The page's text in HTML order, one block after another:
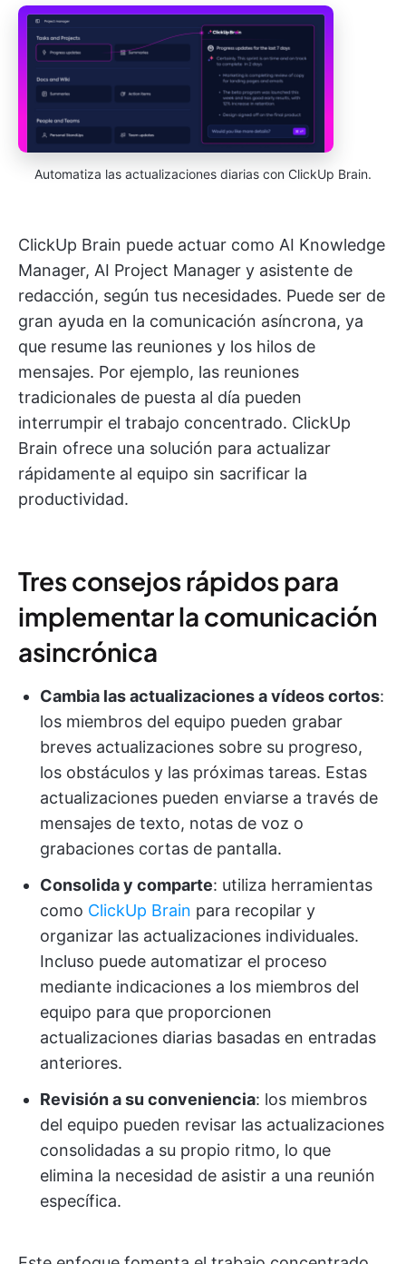
Automatiza las actualizaciones diarias con ClickUp Brain.
ClickUp Brain puede actuar como AI Knowledge
Manager, AI Project Manager y asistente de
redacción, según tus necesidades. Puede ser de
gran ayuda en la comunicación asíncrona, ya
que resume las reuniones y los hilos de
mensajes. Por ejemplo, las reuniones
tradicionales de puesta al día pueden
interrumpir el trabajo concentrado. ClickUp
Brain ofrece una solución para actualizar
rápidamente al equipo sin sacrificar la
productividad.
Tres consejos rápidos para
implementar la comunicación
asincrónica
Cambia las actualizaciones a vídeos cortos:
los miembros del equipo pueden grabar
breves actualizaciones sobre su progreso,
los obstáculos y las próximas tareas. Estas
actualizaciones pueden enviarse a través de
mensajes de texto, notas de voz o
grabaciones cortas de pantalla.
Consolida y comparte: utiliza herramientas
como ClickUp Brain para recopilar y
organizar las actualizaciones individuales.
Incluso puede automatizar el proceso
mediante indicaciones a los miembros del
equipo para que proporcionen
actualizaciones diarias basadas en entradas
anteriores.
Revisión a su conveniencia: los miembros
del equipo pueden revisar las actualizaciones
consolidadas a su propio ritmo, lo que
elimina la necesidad de asistir a una reunión
específica.